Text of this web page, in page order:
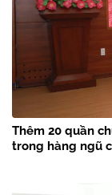
Thêm 20 quần
trong hàng ngũ